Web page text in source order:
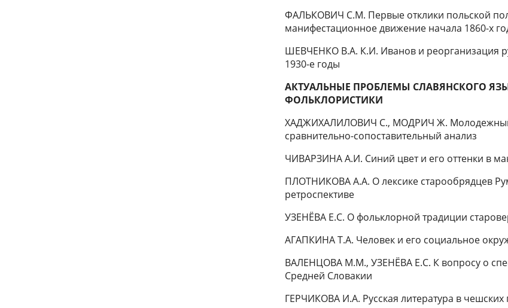
ФАЛЬКОВИЧ С.М. Первые отклики польской
манифестационное движение начала 1860-х
ШЕВЧЕНКО В.А. К.И. Иванов и реорганизация
1930-е годы
АКТУАЛЬНЫЕ ПРОБЛЕМЫ СЛАВЯНСКОГО
ФОЛЬКЛОРИСТИКИ
ХАДЖИХАЛИЛОВИЧ С., МОДРИЧ Ж. Молодежный
сравнительно-сопоставительный анализ
ЧИВАРЗИНА А.И. Синий цвет и его оттенки в
ПЛОТНИКОВА А.А. О лексике старообрядцев
ретроспективе
УЗЕНЁВА Е.С. О фольклорной традиции
АГАПКИНА Т.А. Человек и его социальное
ВАЛЕНЦОВА М.М., УЗЕНЁВА Е.С. К вопросу о
Средней Словакии
ГЕРЧИКОВА И.А. Русская литература в